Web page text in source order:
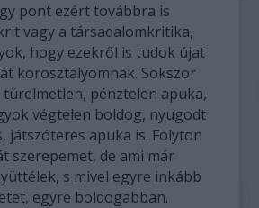
pont ezért továbbra is
vagy a társadalomkritika,
hogy ezekről is tudok újat
korosztályomnak. Sokszor
pénztelen apuka,
végtelen boldog, nyugodt
játszóteres apuka is. Folyton
szerepemet, de ami már
s mivel egyre inkább
egyre boldogabban.